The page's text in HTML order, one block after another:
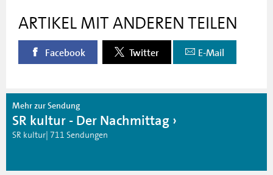
ARTIKEL MIT ANDEREN TEILEN
Facebook Twitter E-Mail
Mehr zur Sendung
SR kultur - Der Nachmittag
SR kultur| 711 Sendungen